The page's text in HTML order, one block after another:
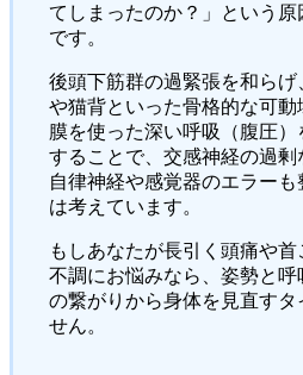
てしまったのか？」という原
です。
後頭下筋群の過緊張を和らげ
や猫背といった骨格的な可
膜を使った深い呼吸（腹圧）
することで、交感神経の過剰
自律神経や感覚器のエラー
は考えています。
もしあなたが長引く頭痛や
不調にお悩みなら、姿勢と
の繋がりから身体を見直すタ
せん。